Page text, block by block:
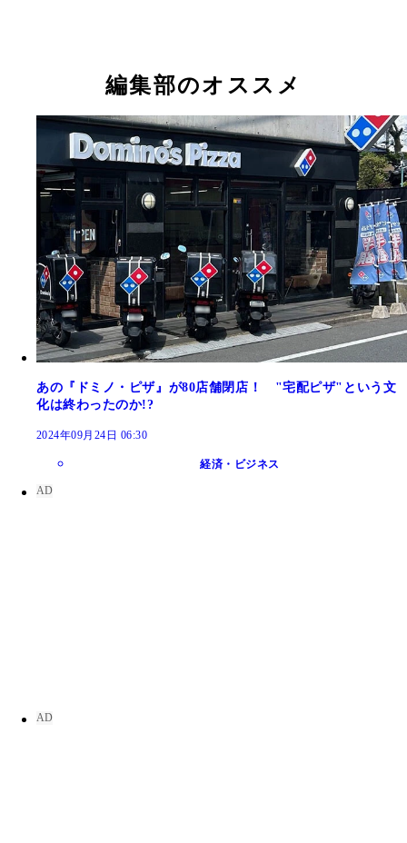
編集部のオススメ
あの『ドミノ・ピザ』が80店舗閉店！ "宅配ピザ"という文
化は終わったのか!?
2024年09月24日 06:30
経済・ビジネス